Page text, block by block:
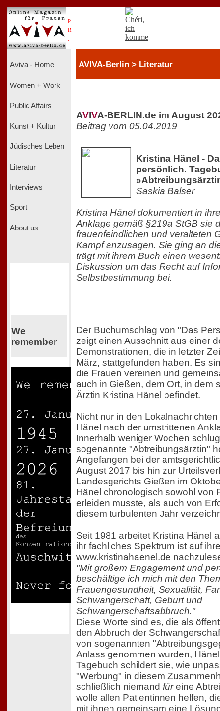
P
R
Aviva - Home
Women + Work
Public Affairs
Kunst + Kultur
Jüdisches Leben
Literatur
Interviews
Sport
About us
We
remember
AVIVA-Berlin > Literatur
AVIVA-BERLIN.de im August
Beitrag vom 05.04.2019
Kristina Hänel -
persönlich.
Saskia Balser
Kristina Hänel dokumentiert in
Anklage gemäß §219a StGB sie
frauenfeindlichen und veralteten
Kampf anzusagen. Sie ging an
trägt mit ihrem Buch einen
Diskussion um das Recht auf
Selbstbestimmung bei.
Der Buchumschlag von "Das
zeigt einen Ausschnitt aus einer
Demonstrationen, die in letzter
März, stattgefunden haben. Es
die Frauen vereinen und
auch in Gießen, dem Ort, in dem
Ärztin Kristina Hänel befindet.
Nicht nur in den
Hänel nach der umstrittenen
Innerhalb weniger Wochen
sogenannte "Abtreibungsärztin"
Angefangen bei der
August 2017 bis hin zur
Landesgerichts Gießen im
Hänel chronologisch sowohl von
erleiden musste, als auch von
diesem turbulenten Jahr
Seit 1981 arbeitet Kristina Hänel
ihr fachliches Spektrum ist auf
www.kristinahaenel.de
"Mit großem Engagement und
beschäftige ich mich mit den
Frauengesundheit, Sexualität,
Schwangerschaft, Geburt und
Schwangerschaftsabbruch."
Diese Worte sind es, die als
den Abbruch der
von sogenannten
Anlass genommen wurden,
Tagebuch schildert sie, wie
"Werbung" in diesem
schließlich niemand füreine
wolle allen Patientinnen helfen,
mit ihnen gemeinsam eine